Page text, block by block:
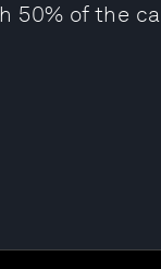
50% of the